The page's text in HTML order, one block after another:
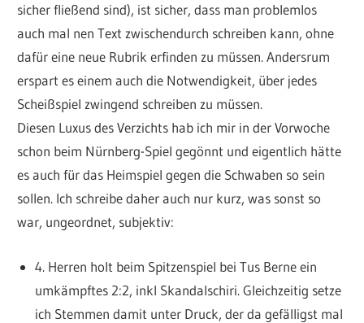
sicher fließend sind), ist sicher, dass man problemlos
auch mal nen Text zwischendurch schreiben kann, ohne
dafür eine neue Rubrik erfinden zu müssen. Andersrum
erspart es einem auch die Notwendigkeit, über jedes
Scheißspiel zwingend schreiben zu müssen.
Diesen Luxus des Verzichts hab ich mir in der Vorwoche
schon beim Nürnberg-Spiel gegönnt und eigentlich hätte
es auch für das Heimspiel gegen die Schwaben so sein
sollen. Ich schreibe daher auch nur kurz, was sonst so
war, ungeordnet, subjektiv:
4. Herren holt beim Spitzenspiel bei Tus Berne ein
umkämpftes 2:2, inkl Skandalschiri. Gleichzeitig setze
ich Stemmen damit unter Druck, der da gefälligst mal